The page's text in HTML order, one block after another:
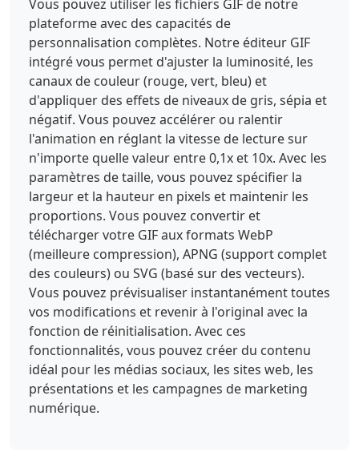
Vous pouvez utiliser les fichiers GIF de notre
plateforme avec des capacités de
personnalisation complètes. Notre éditeur GIF
intégré vous permet d'ajuster la luminosité, les
canaux de couleur (rouge, vert, bleu) et
d'appliquer des effets de niveaux de gris, sépia et
négatif. Vous pouvez accélérer ou ralentir
l'animation en réglant la vitesse de lecture sur
n'importe quelle valeur entre 0,1x et 10x. Avec les
paramètres de taille, vous pouvez spécifier la
largeur et la hauteur en pixels et maintenir les
proportions. Vous pouvez convertir et
télécharger votre GIF aux formats WebP
(meilleure compression), APNG (support complet
des couleurs) ou SVG (basé sur des vecteurs).
Vous pouvez prévisualiser instantanément toutes
vos modifications et revenir à l'original avec la
fonction de réinitialisation. Avec ces
fonctionnalités, vous pouvez créer du contenu
idéal pour les médias sociaux, les sites web, les
présentations et les campagnes de marketing
numérique.